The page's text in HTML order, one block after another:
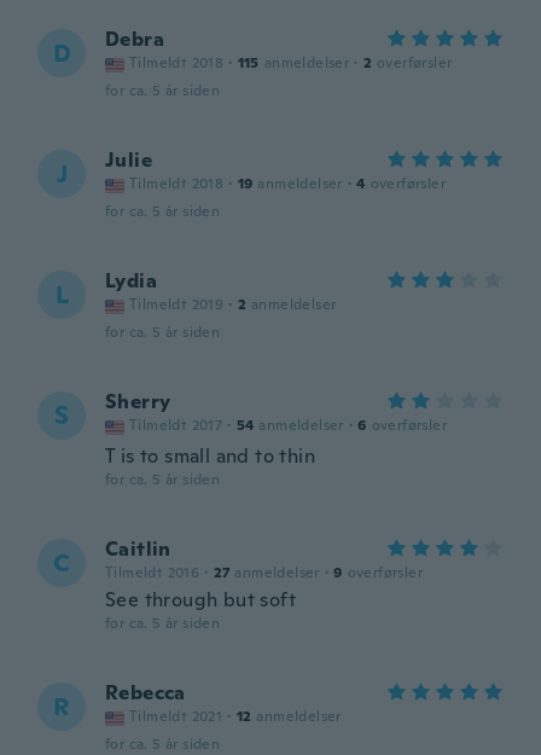
D Debra
Tilmeldt 2018 · 115 anmeldelser · 2 overførsler
for ca. 5 år siden
J Julie
Tilmeldt 2018 · 19 anmeldelser · 4 overførsler
for ca. 5 år siden
L Lydia
Tilmeldt 2019 · 2 anmeldelser
for ca. 5 år siden
S Sherry
Tilmeldt 2017 · 54 anmeldelser · 6 overførsler
T is to small and to thin
for ca. 5 år siden
C Caitlin
Tilmeldt 2016 · 27 anmeldelser · 9 overførsler
See through but soft
for ca. 5 år siden
R Rebecca
Tilmeldt 2021 · 12 anmeldelser
for ca. 5 år siden